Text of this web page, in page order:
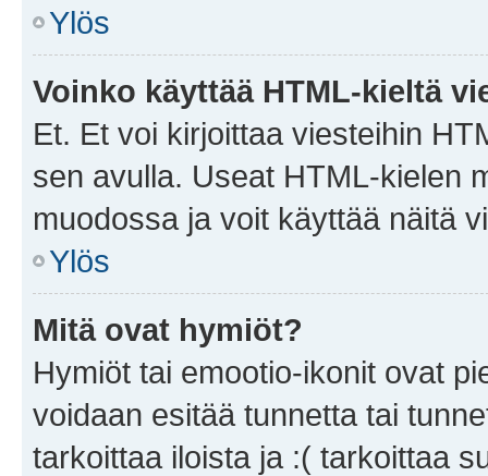
Ylös
Voinko käyttää HTML-kieltä
Et. Et voi kirjoittaa viesteihin
sen avulla. Useat HTML-kielen
muodossa ja voit käyttää näitä
Ylös
Mitä ovat hymiöt?
Hymiöt tai emootio-ikonit ovat
voidaan esitää tunnetta tai
tarkoittaa iloista ja :( tarkoittaa